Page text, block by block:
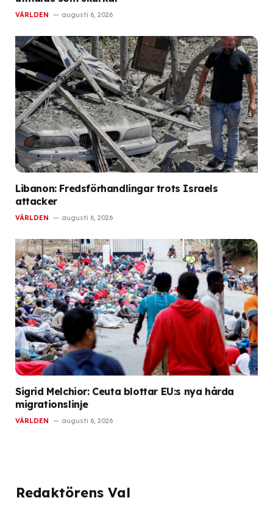
VÄRLDEN augusti 6, 2026
Libanon: Fredsförhandlingar trots Israels
attacker
VÄRLDEN augusti 6, 2026
Sigrid Melchior: Ceuta blottar EU:s nya hårda
migrationslinje
VÄRLDEN augusti 6, 2026
Redaktörens Val